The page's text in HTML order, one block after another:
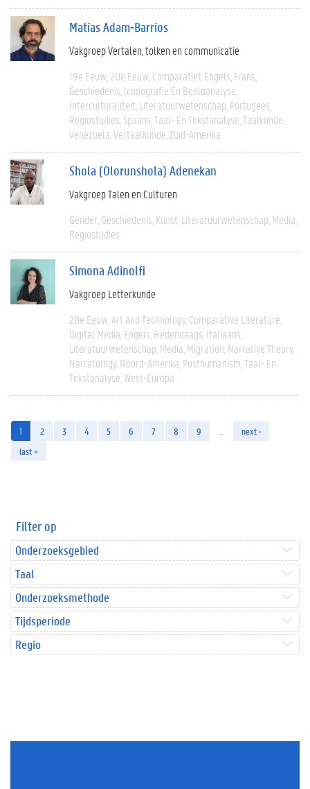
Matías Adam-Barrios
Vakgroep Vertalen, tolken en communicatie
19e Eeuw 20e Eeuw Comparatief Engels Frans
Geschiedenis Iconografie En Beeldanalyse
Interculturaliteit Literatuurwetenschap Portugees
Regiostudies Spaans Taal- En Tekstanalyse Taalkunde
Venezuela Vertaalkunde Zuid-Amerika
Shola (Olorunshola) Adenekan
Vakgroep Talen en Culturen
Gender Geschiedenis Kunst Literatuurwetenschap Media
Regiostudies
Simona Adinolfi
Vakgroep Letterkunde
20e Eeuw Art And Technology Comparative Literature
Digital Media Engels Hedendaags Italiaans
Literatuurwetenschap Media Migration Narrative Theory
Narratology Noord-Amerika Posthumanism Taal- En
Tekstanalyse West-Europa
1 2 3 4 5 6 7 8 9
next ›
last »
Filter op
Onderzoeksgebied
Taal
Onderzoeksmethode
Tijdsperiode
Regio